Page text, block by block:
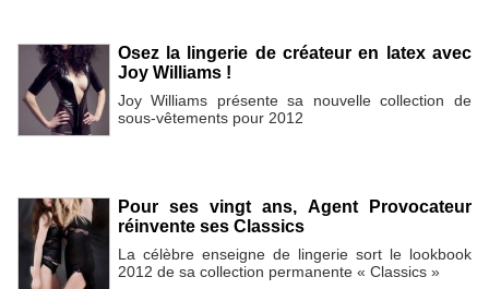
Osez la lingerie de créateur en latex avec
Joy Williams !
Joy Williams présente sa nouvelle collection de
sous-vêtements pour 2012
Pour ses vingt ans, Agent Provocateur
réinvente ses Classics
La célèbre enseigne de lingerie sort le lookbook
2012 de sa collection permanente « Classics »